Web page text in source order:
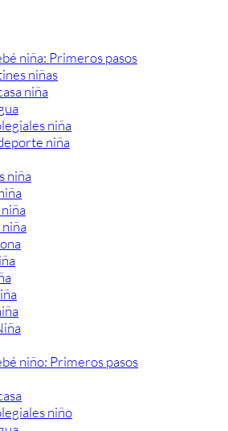
niña: Primeros pasos
niñas
niña
niña
niña
niña
niño: Primeros pasos
niño